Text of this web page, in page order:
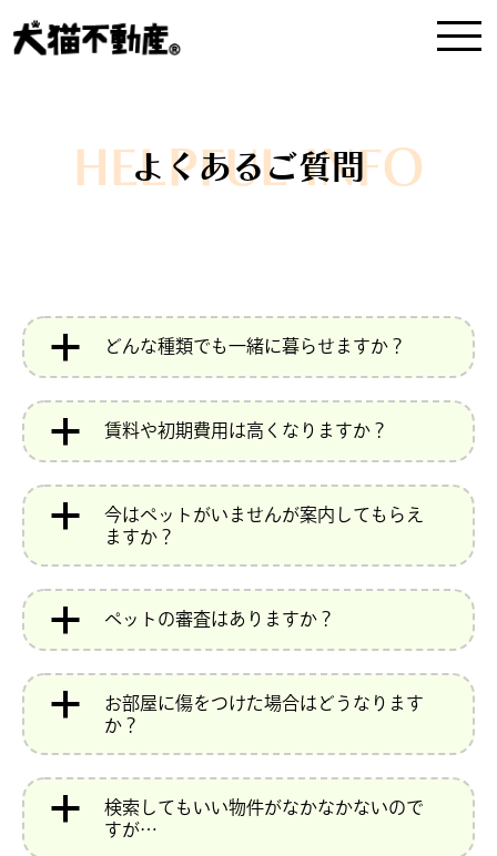
HELPFUL INFO
よくあるご質問
a どんな種類でも一緒に暮らせますか？
a 賃料や初期費用は高くなりますか？
a
今はペットがいませんが案内してもらえ
ますか？
a ペットの審査はありますか？
a
お部屋に傷をつけた場合はどうなります
か？
a
検索してもいい物件がなかなかないので
すが…